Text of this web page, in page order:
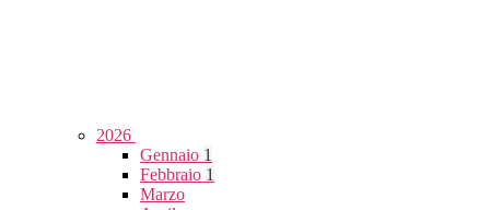
2026
Gennaio 1
Febbraio 1
Marzo